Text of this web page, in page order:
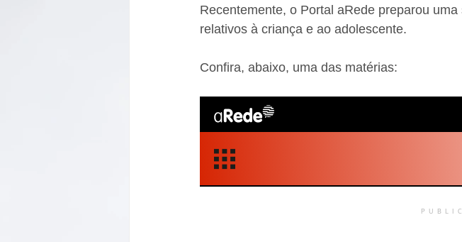
Recentemente, o Portal aRede preparou
relativos à criança e ao adolescente.
Confira, abaixo, uma das matérias: